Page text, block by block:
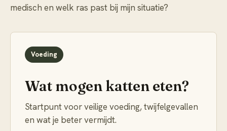
medisch en welk ras past bij mijn situatie?
Voeding
Wat mogen katten eten?
Startpunt voor veilige voeding, twijfelgevallen
en wat je beter vermijdt.